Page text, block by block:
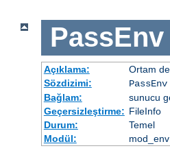
PassEnv
Açıklama:
Ortam
Sözdizimi:
PassEnv
Bağlam:
sunucu
Geçersizleştirme: FileInfo
Durum:
Temel
Modül:
mod_env